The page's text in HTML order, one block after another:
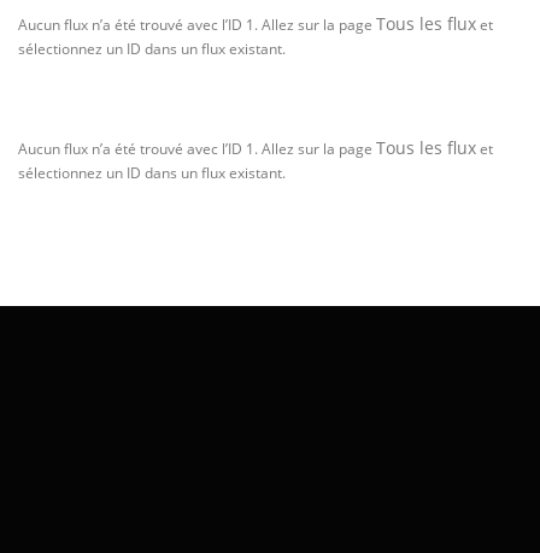
Aucun flux n’a été trouvé avec l’ID 1. Allez sur la page Tous les fluxet
sélectionnez un ID dans un flux existant.
Aucun flux n’a été trouvé avec l’ID 1. Allez sur la page Tous les fluxet
sélectionnez un ID dans un flux existant.